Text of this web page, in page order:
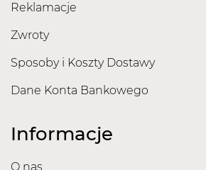
Reklamacje
Zwroty
Sposoby i Koszty Dostawy
Dane Konta Bankowego
Informacje
O nas